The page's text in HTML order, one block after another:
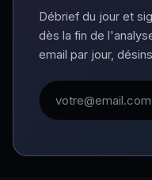
Débrief du jour et
dès la fin de
email par jour,
Adresse email